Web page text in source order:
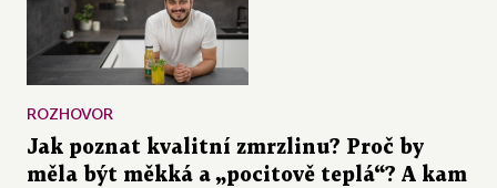
ROZHOVOR
Jak poznat kvalitní zmrzlinu? Proč by
měla být měkká a „pocitově teplá“? A kam